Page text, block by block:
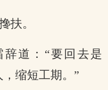
扶。
道：“要回去是
缩短工期。”